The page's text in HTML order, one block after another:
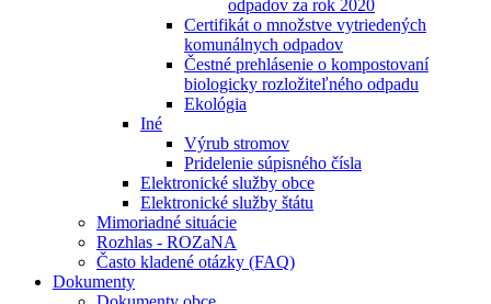
odpadov za rok 2020
Certifikát o množstve vytriedených
komunálnych odpadov
Čestné prehlásenie o kompostovaní
biologicky rozložiteľného odpadu
Ekológia
Iné
Výrub stromov
Pridelenie súpisného čísla
Elektronické služby obce
Elektronické služby štátu
Mimoriadné situácie
Rozhlas - ROZaNA
Často kladené otázky (FAQ)
Dokumenty